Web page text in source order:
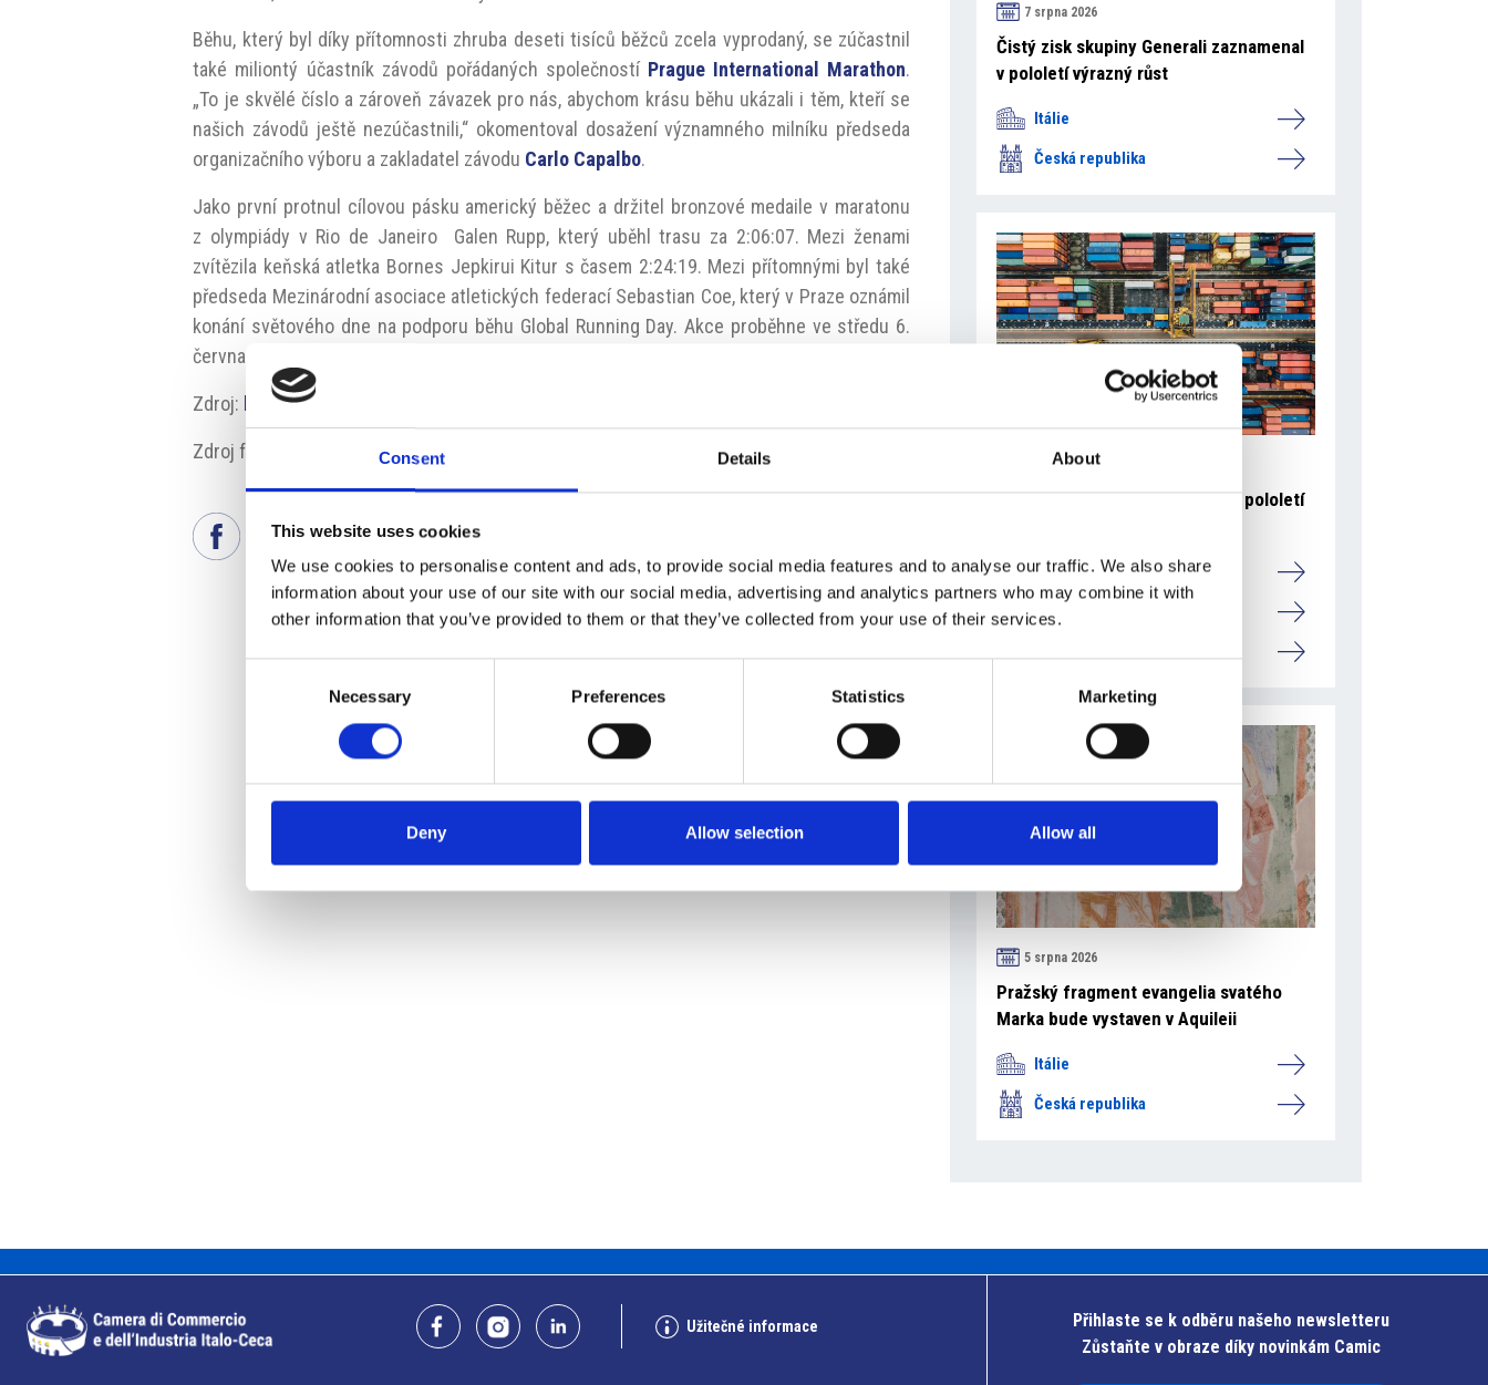
Consent Details About
This website uses cookies
We use cookies to personalise content and ads, to provide social media features and to analyse our traffic. We also share
information about your use of our site with our social media, advertising and analytics partners who may combine it with
other information that you’ve provided to them or that they’ve collected from your use of their services.
Necessary Preferences Statistics Marketing
Deny Allow selection Allow all
Běhu, který byl díky přítomnosti zhruba deseti tisíců běžců zcela vyprodaný, se zúčastnil
také miliontý účastník závodů pořádaných společností Prague International Marathon.
„To je skvělé číslo a zároveň závazek pro nás, abychom krásu běhu ukázali i těm, kteří se
našich závodů ještě nezúčastnili,“ okomentoval dosažení významného milníku předseda
organizačního výboru a zakladatel závodu Carlo Capalbo.
Jako první protnul cílovou pásku americký běžec a držitel bronzové medaile v maratonu
z olympiády v Rio de Janeiro Galen Rupp, který uběhl trasu za 2:06:07. Mezi ženami
zvítězila keňská atletka Bornes Jepkirui Kitur s časem 2:24:19. Mezi přítomnými byl také
předseda Mezinárodní asociace atletických federací Sebastian Coe, který v Praze oznámil
konání světového dne na podporu běhu Global Running Day. Akce proběhne ve středu 6.
června a zapojí se do ní desítky měst na celé zeměkouli.
Zdroj: https://www.runczech.com
Zdroj fotografie: RunCzech
7 srpna 2026
Čistý zisk skupiny Generali zaznamenal
v pololetí výrazný růst
Itálie
Česká republika
6 srpna 2026
Zahraniční obchod Itálie – ČR v pololetí
Přehled Ekonomika
Itálie
5 srpna 2026
Pražský fragment evangelia svatého
Marka bude vystaven v Aquileii
Itálie
Česká republika
Užitečné informace
Přihlaste se k odběru našeho newsletteru
Zůstaňte v obraze díky novinkám Camic